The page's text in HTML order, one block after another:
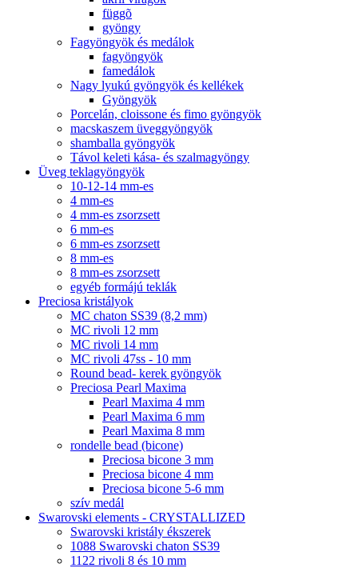
függõ
gyöngy
Fagyöngyök és medálok
fagyöngyök
famedálok
Nagy lyukú gyöngyök és kellékek
Gyöngyök
Porcelán, cloissone és fimo gyöngyök
macskaszem üveggyöngyök
shamballa gyöngyök
Távol keleti kása- és szalmagyöngy
Üveg teklagyöngyök
10-12-14 mm-es
4 mm-es
4 mm-es zsorzsett
6 mm-es
6 mm-es zsorzsett
8 mm-es
8 mm-es zsorzsett
egyéb formájú teklák
Preciosa kristályok
MC chaton SS39 (8,2 mm)
MC rivoli 12 mm
MC rivoli 14 mm
MC rivoli 47ss - 10 mm
Round bead- kerek gyöngyök
Preciosa Pearl Maxima
Pearl Maxima 4 mm
Pearl Maxima 6 mm
Pearl Maxima 8 mm
rondelle bead (bicone)
Preciosa bicone 3 mm
Preciosa bicone 4 mm
Preciosa bicone 5-6 mm
szív medál
Swarovski elements - CRYSTALLIZED
Swarovski kristály ékszerek
1088 Swarovski chaton SS39
1122 rivoli 8 és 10 mm